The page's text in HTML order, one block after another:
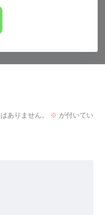
ありません。 ※ が付いてい